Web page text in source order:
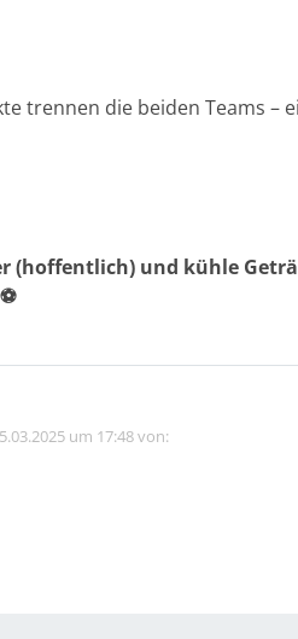
trennen die beiden Teams –
(hoffentlich) und kühle
um 17:48 von: